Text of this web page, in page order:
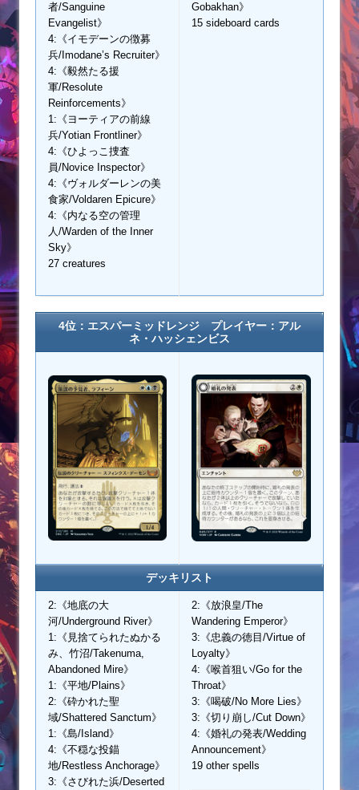
者/Sanguine
Evangelist》
4:《イモデーンの徴募
兵/Imodane’s Recruiter》
4:《毅然たる援
軍/Resolute
Reinforcements》
1:《ヨーティアの前線
兵/Yotian Frontliner》
4:《ひよっこ捜査
員/Novice Inspector》
4:《ヴォルダーレンの美
食家/Voldaren Epicure》
4:《内なる空の管理
人/Warden of the Inner
Sky》
27 creatures
Gobakhan》
15 sideboard cards
4位：エスパーミッドレンジ プレイヤー： アル
ネ・ハッシェンビス
デッキリスト
2:《地底の大
河/Underground River》
1:《見捨てられたぬかる
み、竹沼/Takenuma,
Abandoned Mire》
1:《平地/Plains》
2:《砕かれた聖
域/Shattered Sanctum》
1:《島/Island》
4:《不穏な投錨
地/Restless Anchorage》
3:《さびれた浜/Deserted
2:《放浪皇/The
Wandering Emperor》
3:《忠義の徳目/Virtue of
Loyalty》
4:《喉首狙い/Go for the
Throat》
3:《喝破/No More Lies》
3:《切り崩し/Cut Down》
4:《婚礼の発表/Wedding
Announcement》
19 other spells